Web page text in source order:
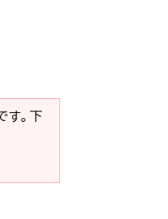
。下